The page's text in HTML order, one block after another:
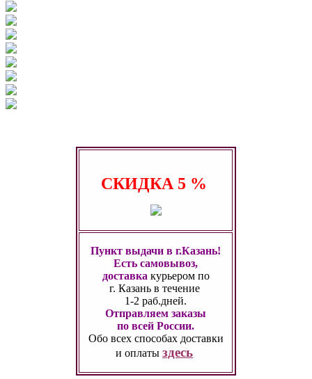
СКИДКА 5 %
Пункт выдачи в г.Казань!
Есть самовывоз,
доставка курьером по
г. Казань в течение
1-2 раб.дней.
Отправляем заказы
по всей России.
Обо всех способах доставки
и оплатыздесь